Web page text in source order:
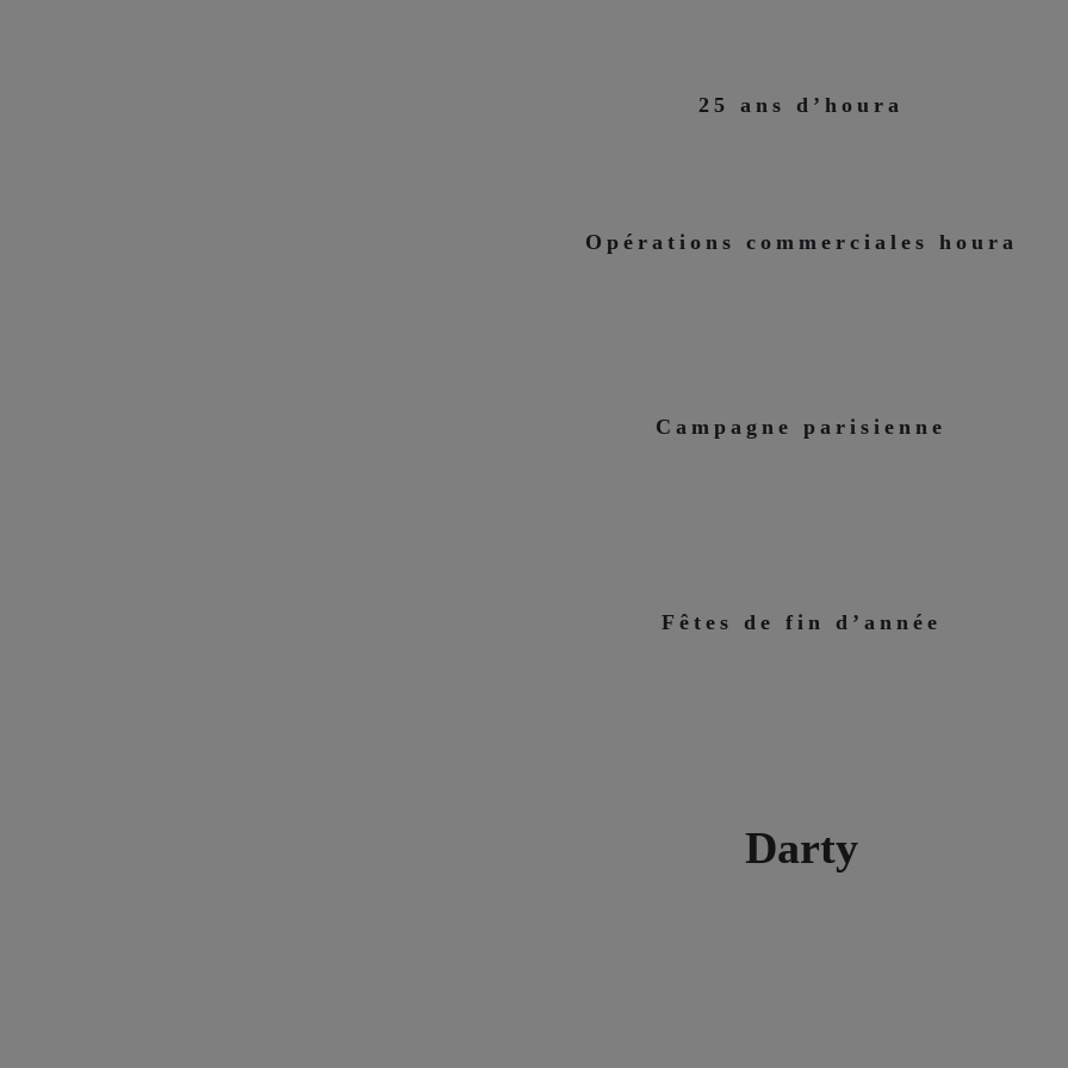
25 ans d’houra
Opérations commerciales houra
Campagne parisienne
Fêtes de fin d’année
Darty